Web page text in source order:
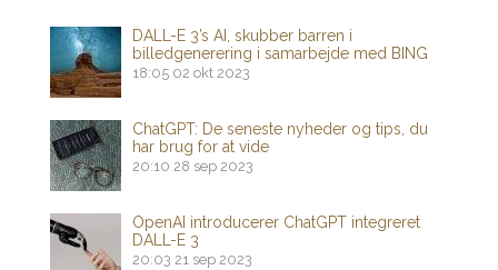
DALL-E 3’s AI, skubber barren i
billedgenerering i samarbejde med BING
18:05 02 okt 2023
ChatGPT: De seneste nyheder og tips, du
har brug for at vide
20:10 28 sep 2023
OpenAI introducerer ChatGPT integreret
DALL-E 3
20:03 21 sep 2023